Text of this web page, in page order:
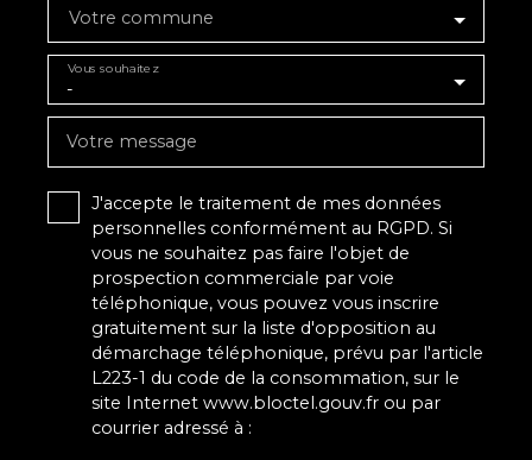
Votre commune
-
Vous souhaitez
Votre message
J'accepte le traitement de mes données
personnelles conformément au RGPD. Si
vous ne souhaitez pas faire l'objet de
prospection commerciale par voie
téléphonique, vous pouvez vous inscrire
gratuitement sur la liste d'opposition au
démarchage téléphonique, prévu par l'article
L223-1 du code de la consommation, sur le
site Internet www.bloctel.gouv.fr ou par
courrier adressé à :